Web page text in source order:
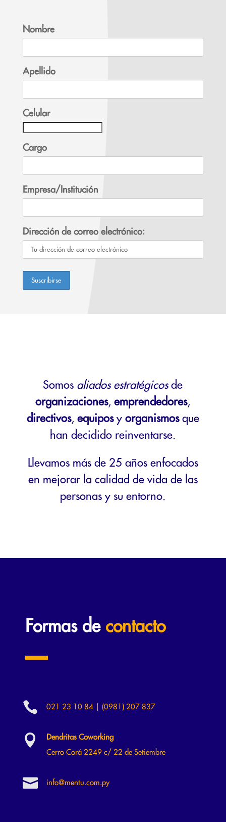
Nombre
Apellido
Celular
Cargo
Empresa/Institución
Dirección de correo electrónico:
Somos aliados estratégicosde
organizaciones,emprendedores,
directivos, equiposy organismosque
han decidido reinventarse.
Llevamos más de 25 años enfocados
en mejorar la calidad de vida de las
personas y su entorno.
Formas de contacto
 021 23 10 84 | (0981) 207 837

Dendritas Coworking
Cerro Corá 2249 c/ 22 de Setiembre
 info@mentu.com.py